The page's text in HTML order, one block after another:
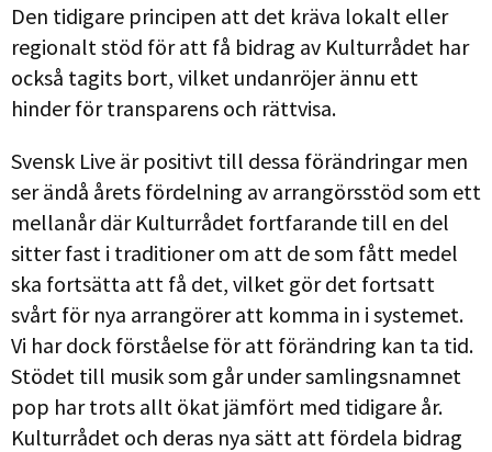
Den tidigare principen att det kräva lokalt eller
regionalt stöd för att få bidrag av Kulturrådet har
också tagits bort, vilket undanröjer ännu ett
hinder för transparens och rättvisa.
Svensk Live är positivt till dessa förändringar men
ser ändå årets fördelning av arrangörsstöd som ett
mellanår där Kulturrådet fortfarande till en del
sitter fast i traditioner om att de som fått medel
ska fortsätta att få det, vilket gör det fortsatt
svårt för nya arrangörer att komma in i systemet.
Vi har dock förståelse för att förändring kan ta tid.
Stödet till musik som går under samlingsnamnet
pop har trots allt ökat jämfört med tidigare år.
Kulturrådet och deras nya sätt att fördela bidrag